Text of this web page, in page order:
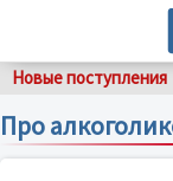
Новые поступления
Про